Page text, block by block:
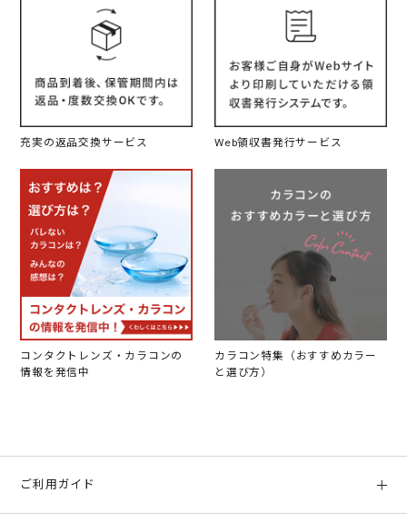
充実の返品交換サービス Web領収書発行サービス
コンタクトレンズ・カラコンの
情報を発信中
カラコン特集（おすすめカラー
と選び方）
ご利用ガイド